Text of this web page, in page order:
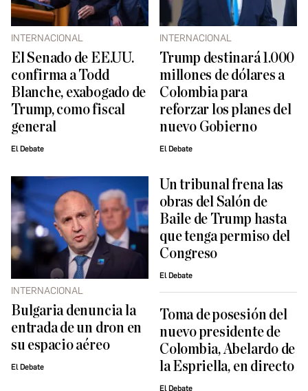
INTERNACIONAL
El Senado de EE.UU.
confirma a Todd
Blanche, exabogado de
Trump, como fiscal
general
El Debate
INTERNACIONAL
Trump destinará 1.000
millones de dólares a
Colombia para
reforzar los planes del
nuevo Gobierno
El Debate
INTERNACIONAL
Bulgaria denuncia la
entrada de un dron en
su espacio aéreo
El Debate
Un tribunal frena las
obras del Salón de
Baile de Trump hasta
que tenga permiso del
Congreso
El Debate
Toma de posesión del
nuevo presidente de
Colombia, Abelardo de
la Espriella, en directo
El Debate